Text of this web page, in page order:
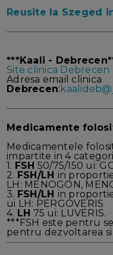
Reusite la Szeged
***Kaali -
Site clinica Debrecen
Adresa email clinica
Debrecen:
Medicamente
Medicamentele
impartite in 4
1. FSH 50/75/150 ui:
2. FSH/LH in proportie
LH: MENOGON,
3. FSH/LH in proportie
ui LH: PERGOVERIS
4. LH 75 ui: LUVERIS.
***FSH este pentru
pentru dezvoltarea